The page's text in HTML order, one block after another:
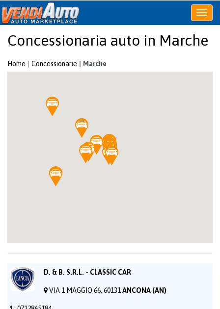
Apri
o
menu
Concessionaria auto in Marche
Home Concessionarie Marche
D. & B. S.R.L. - CLASSIC CAR
VIA 1 MAGGIO 66, 60131 ANCONA (AN)